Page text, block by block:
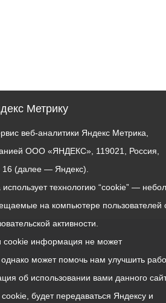
Метрику
веб-аналитики Яндекс Метрика,
ООО «ЯНДЕКС», 119021, Россия,
16 (далее — Яндекс).
технологию “cookie” —
на компьютере пользователей
активности.
информация не может
может помочь нам улучшить
об использовании вами данного
будет передаваться Яндексу и